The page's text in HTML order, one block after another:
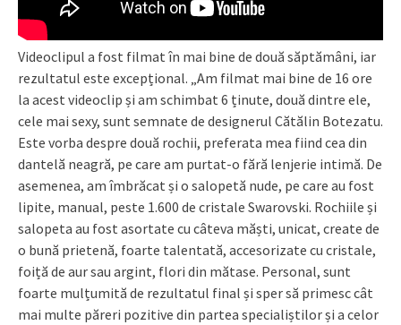
Videoclipul a fost filmat în mai bine de două săptămâni, iar
rezultatul este excepțional. „Am filmat mai bine de 16 ore
la acest videoclip și am schimbat 6 ținute, două dintre ele,
cele mai sexy, sunt semnate de designerul Cătălin Botezatu.
Este vorba despre două rochii, preferata mea fiind cea din
dantelă neagră, pe care am purtat-o fără lenjerie intimă. De
asemenea, am îmbrăcat și o salopetă nude, pe care au fost
lipite, manual, peste 1.600 de cristale Swarovski. Rochiile și
salopeta au fost asortate cu câteva măști, unicat, create de
o bună prietenă, foarte talentată, accesorizate cu cristale,
foiță de aur sau argint, flori din mătase. Personal, sunt
foarte mulțumită de rezultatul final și sper să primesc cât
mai multe păreri pozitive din partea specialiștilor și a celor